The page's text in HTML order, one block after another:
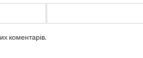
коментарів.